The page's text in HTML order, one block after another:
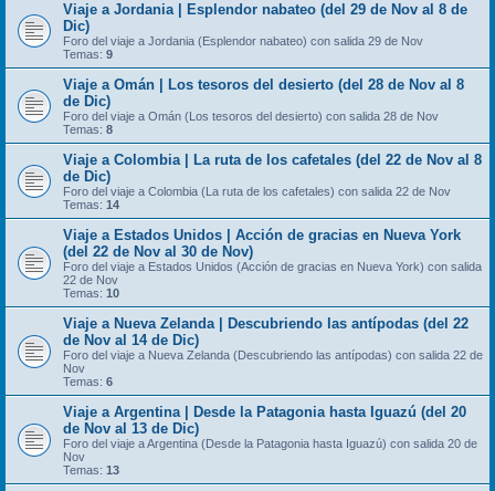
Viaje a Jordania | Esplendor nabateo (del 29 de Nov al 8 de
Dic)
Foro del viaje a Jordania (Esplendor nabateo) con salida 29 de Nov
Temas: 9
Viaje a Omán | Los tesoros del desierto (del 28 de Nov al 8
de Dic)
Foro del viaje a Omán (Los tesoros del desierto) con salida 28 de Nov
Temas: 8
Viaje a Colombia | La ruta de los cafetales (del 22 de Nov al 8
de Dic)
Foro del viaje a Colombia (La ruta de los cafetales) con salida 22 de Nov
Temas: 14
Viaje a Estados Unidos | Acción de gracias en Nueva York
(del 22 de Nov al 30 de Nov)
Foro del viaje a Estados Unidos (Acción de gracias en Nueva York) con salida
22 de Nov
Temas: 10
Viaje a Nueva Zelanda | Descubriendo las antípodas (del 22
de Nov al 14 de Dic)
Foro del viaje a Nueva Zelanda (Descubriendo las antípodas) con salida 22 de
Nov
Temas: 6
Viaje a Argentina | Desde la Patagonia hasta Iguazú (del 20
de Nov al 13 de Dic)
Foro del viaje a Argentina (Desde la Patagonia hasta Iguazú) con salida 20 de
Nov
Temas: 13